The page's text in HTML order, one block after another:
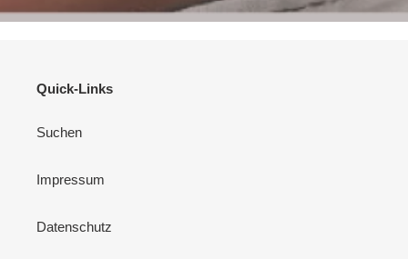
Quick-Links
Suchen
Impressum
Datenschutz